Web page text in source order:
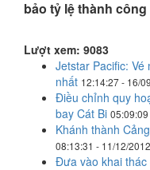
bảo tỷ lệ thành công
Lượt xem: 9083
Jetstar Pacific:
nhất 12:14:27 - 16/
Điều chỉnh quy
bay Cát Bi
Khánh thành
08:13:31 - 11/12/2012
Đưa vào khai thác